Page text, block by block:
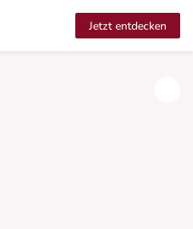
Jetzt entdecken